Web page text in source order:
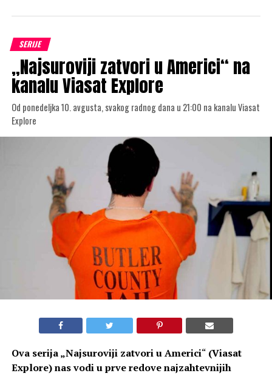
SERIJE
„Najsuroviji zatvori u Americi“ na
kanalu Viasat Explore
Od ponedeljka 10. avgusta, svakog radnog dana u 21:00 na kanalu Viasat
Explore
Ova serija „Najsuroviji zatvori u Americi“ (Viasat
Explore) nas vodi u prve redove najzahtevnijih